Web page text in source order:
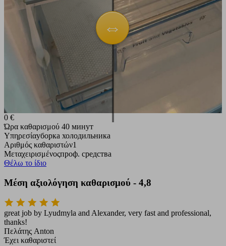
0 €
Ώρα καθαρισμού 40 минут
Υπηρεσίαуборка холодильника
Αριθμός καθαριστών1
Μεταχειρισμένοςпроф. средства
Θέλω το ίδιο
Μέση αξιολόγηση καθαρισμού - 4,8
great job by Lyudmyla and Alexander, very fast and professional,
thanks!
Πελάτης Anton
Έχει καθαριστεί